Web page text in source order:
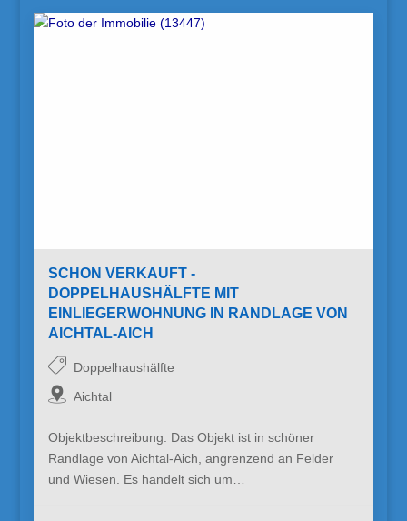
SCHON VERKAUFT -
DOPPELHAUSHÄLFTE MIT
EINLIEGERWOHNUNG IN RANDLAGE VON
AICHTAL-AICH
Doppelhaushälfte
Aichtal
Objektbeschreibung: Das Objekt ist in schöner
Randlage von Aichtal-Aich, angrenzend an Felder
und Wiesen. Es handelt sich um…